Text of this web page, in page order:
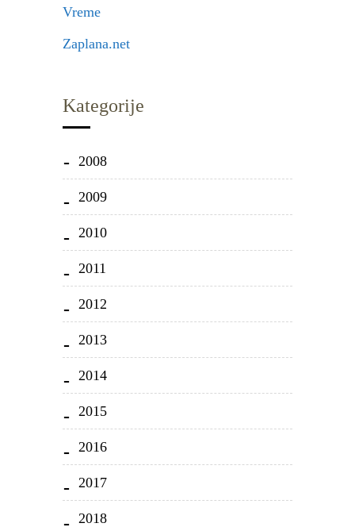
Vreme
Zaplana.net
Kategorije
2008
2009
2010
2011
2012
2013
2014
2015
2016
2017
2018